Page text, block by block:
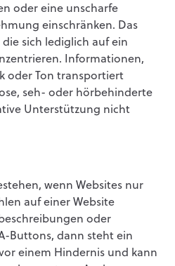
oder eine unscharfe
einschränken. Das
sich lediglich auf ein
Informationen,
oder Ton transportiert
seh- oder hörbehinderte
Unterstützung nicht
wenn Websites nur
auf einer Website
oder
Buttons, dann steht ein
einem Hindernis und kann